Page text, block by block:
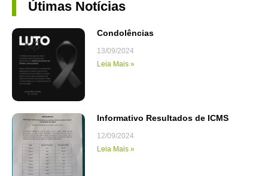
Útimas Notícias
Condolências
13/09/2024
Leia Mais »
Informativo Resultados de ICMS
12/09/2024
Leia Mais »